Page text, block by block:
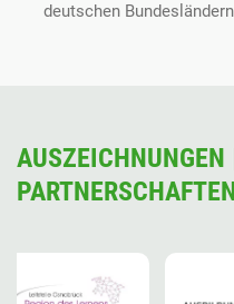
deutschen
AUSZEICHNUNGEN